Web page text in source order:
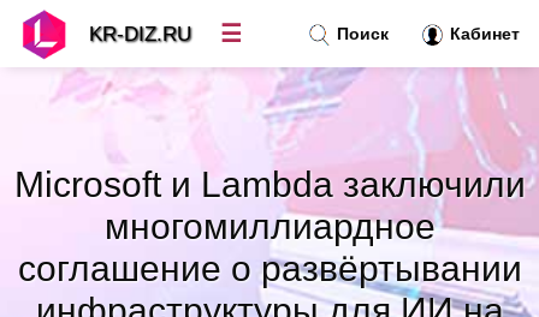
Microsoft и Lambda заключили
многомиллиардное
соглашение о развёртывании
Поиск Кабинет
KR-DIZ.RU ☰
Топ новостей »
Рубрики »